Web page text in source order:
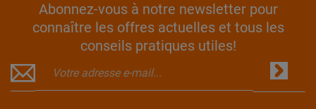
Abonnez-vous à notre newsletter pour
connaître les offres actuelles et tous les
conseils pratiques utiles!